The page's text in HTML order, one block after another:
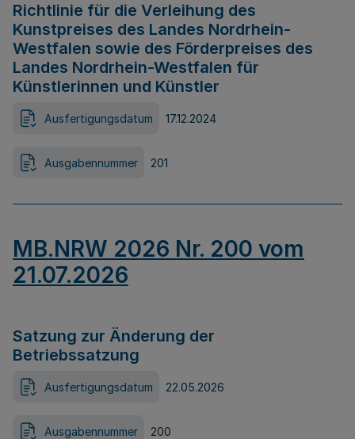
Richtlinie für die Verleihung des
Kunstpreises des Landes Nordrhein-
Westfalen sowie des Förderpreises des
Landes Nordrhein-Westfalen für
Künstlerinnen und Künstler
Ausfertigungsdatum 17.12.2024
Ausgabennummer 201
MB.NRW 2026 Nr. 200 vom
21.07.2026
Satzung zur Änderung der
Betriebssatzung
Ausfertigungsdatum 22.05.2026
Ausgabennummer 200